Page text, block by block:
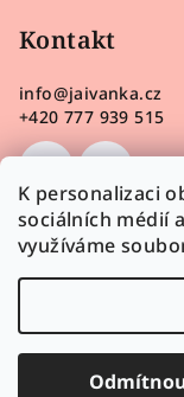
K personalizaci
sociálních médií
využíváme
Kontakt
info@jaivanka.cz
+420 777 939 515